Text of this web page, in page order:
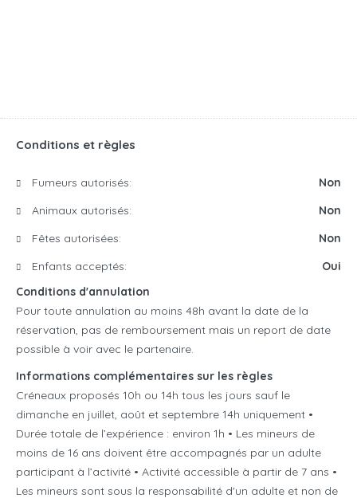
Conditions et règles
Fumeurs autorisés:
Non
Animaux autorisés:
Non
Fêtes autorisées:
Non
Enfants acceptés:
Oui
Conditions d'annulation
Pour toute annulation au moins 48h avant la date de la
réservation, pas de remboursement mais un report de date
possible à voir avec le partenaire.
Informations complémentaires sur les règles
Créneaux proposés 10h ou 14h tous les jours sauf le
dimanche en juillet, août et septembre 14h uniquement •
Durée totale de l’expérience : environ 1h • Les mineurs de
moins de 16 ans doivent être accompagnés par un adulte
participant à l’activité • Activité accessible à partir de 7 ans •
Les mineurs sont sous la responsabilité d'un adulte et non de